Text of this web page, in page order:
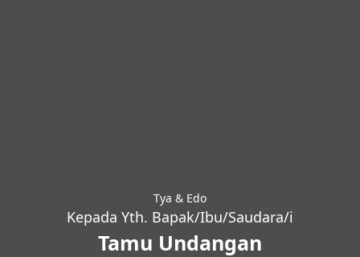
Tya & Edo
Kepada Yth. Bapak/Ibu/Saudara/i
Tamu Undangan